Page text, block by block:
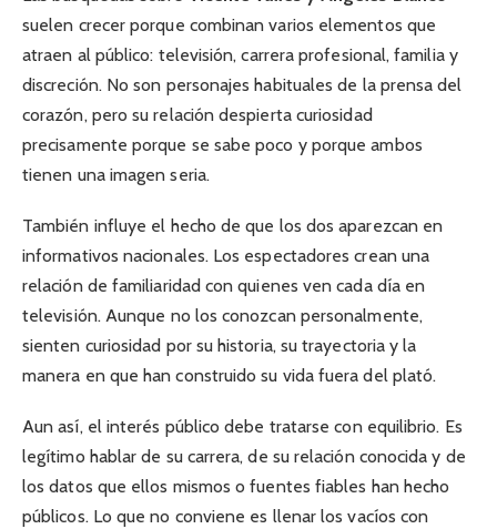
suelen crecer porque combinan varios elementos que
atraen al público: televisión, carrera profesional, familia y
discreción. No son personajes habituales de la prensa del
corazón, pero su relación despierta curiosidad
precisamente porque se sabe poco y porque ambos
tienen una imagen seria.
También influye el hecho de que los dos aparezcan en
informativos nacionales. Los espectadores crean una
relación de familiaridad con quienes ven cada día en
televisión. Aunque no los conozcan personalmente,
sienten curiosidad por su historia, su trayectoria y la
manera en que han construido su vida fuera del plató.
Aun así, el interés público debe tratarse con equilibrio. Es
legítimo hablar de su carrera, de su relación conocida y de
los datos que ellos mismos o fuentes fiables han hecho
públicos. Lo que no conviene es llenar los vacíos con